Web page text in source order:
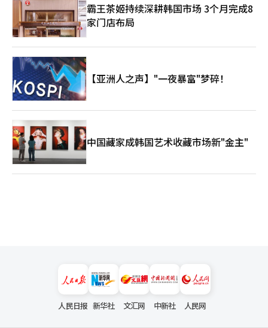
霸王茶姬持续深耕韩国市场 3个月完成8
家门店布局
【亚洲人之声】"一夜暴富"梦碎！
中国藏家成韩国艺术收藏市场新"金主"
人民日报 新华社 文汇网 中新社 人民网